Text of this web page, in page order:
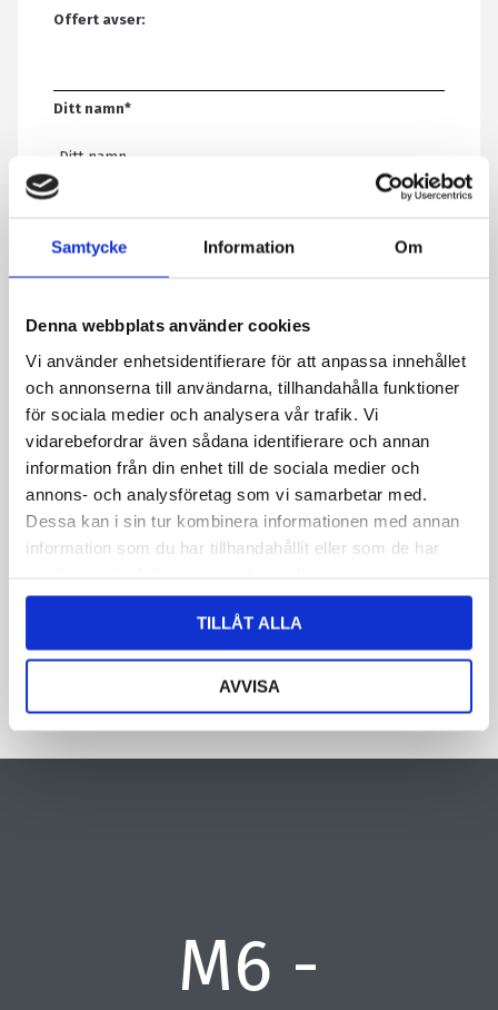
Samtycke Information Om
Denna webbplats använder cookies
Vi använder enhetsidentifierare för att anpassa innehållet
och annonserna till användarna, tillhandahålla funktioner
för sociala medier och analysera vår trafik. Vi
vidarebefordrar även sådana identifierare och annan
information från din enhet till de sociala medier och
annons- och analysföretag som vi samarbetar med.
Dessa kan i sin tur kombinera informationen med annan
information som du har tillhandahållit eller som de har
TILLÅT ALLA
AVVISA
Offert avser:
Ditt namn*
E-post
Genom att skicka formuläret godkänner du att vi sparar
information om dig. Läs mer om hur vi behandlar dina
personuppgifter i vår integritetspolicy.
M6 -